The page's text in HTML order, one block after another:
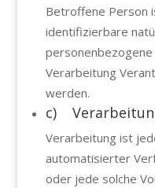
Betroffene Person
identifizierbare
Verarbeitung
werden.
c)
Verarbeitung ist
automatisierter
oder jede solche